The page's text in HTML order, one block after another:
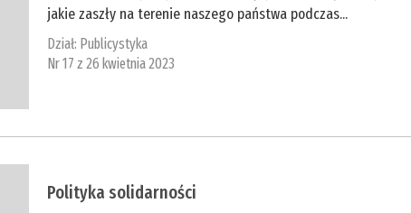
jakie zaszły na terenie naszego państwa podczas...
Dział: Publicystyka
Nr 17 z 26 kwietnia 2023
Polityka solidarności